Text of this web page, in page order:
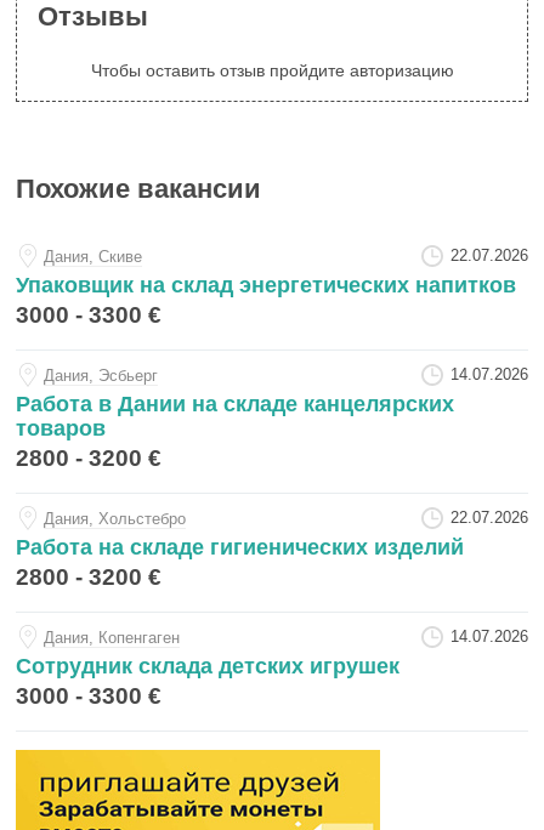
Отзывы
Чтобы оставить отзыв пройдите авторизацию
Похожие вакансии
Дания, Скиве 22.07.2026
Упаковщик на склад энергетических напитков
3000 - 3300 €
Дания, Эсбьерг 14.07.2026
Работа в Дании на складе канцелярских
товаров
2800 - 3200 €
Дания, Хольстебро 22.07.2026
Работа на складе гигиенических изделий
2800 - 3200 €
Дания, Копенгаген 14.07.2026
Сотрудник склада детских игрушек
3000 - 3300 €